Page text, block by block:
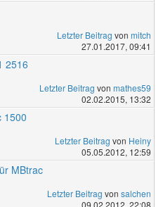
Letzter Beitrag von mitch
27.01.2017, 09:41
2516
Letzter Beitrag von mathes59
02.02.2015, 13:32
1500
Letzter Beitrag von Heiny
05.05.2012, 12:59
MBtrac
Letzter Beitrag von salchen
09.02.2012, 22:08